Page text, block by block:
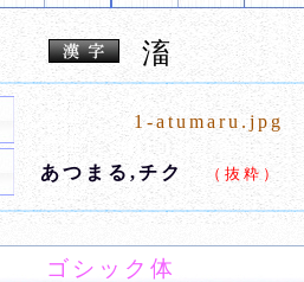
滀
1-atumaru.jpg
あつまる,チク （抜粋）
ゴシック体